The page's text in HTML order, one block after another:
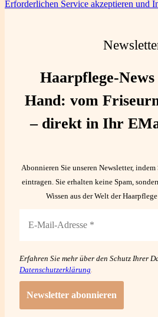
Erforderlichen Service akzeptieren und
Haarpflege-
Hand: vom
– direkt in Ihr
Abonnieren Sie unseren Newsletter,
eintragen. Sie erhalten keine Spam,
Wissen aus der Welt der
Erfahren Sie mehr über den Schutz Ihrer
Datenschutzerklärung.